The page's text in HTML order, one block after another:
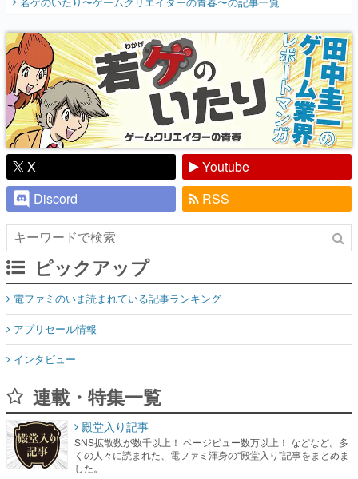
『少年ジャンプ』色だった【若ゲのいた
り】
X
Youtube
Discord
RSS
ピックアップ
電ファミのいま読まれている記事ランキング
アプリセール情報
インタビュー
連載・特集一覧
殿堂入り記事
SNS拡散数が数千以上！ ページビュー数万以上！ などなど。多
くの人々に読まれた、電ファミ渾身の“殿堂入り”記事をまとめま
した。